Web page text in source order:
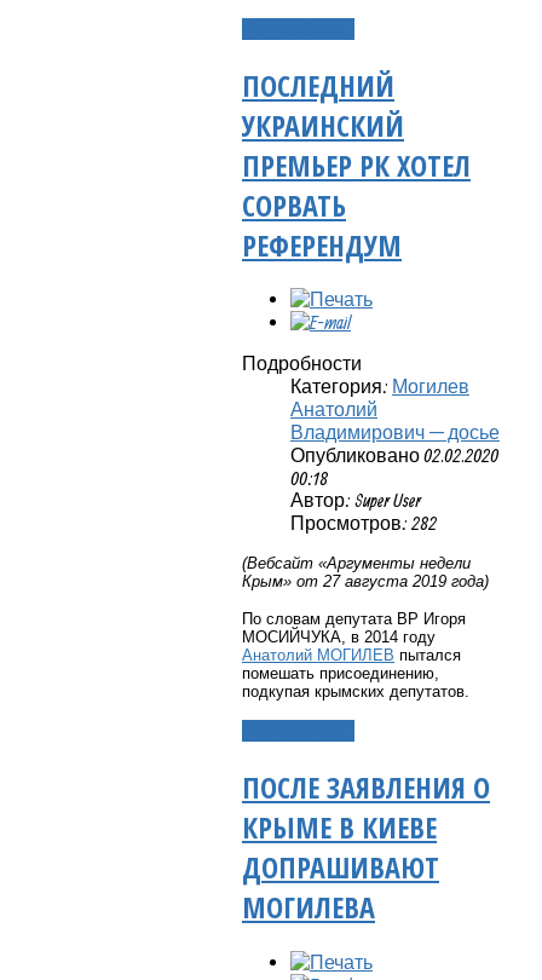
ПОСЛЕДНИЙ
УКРАИНСКИЙ
ПРЕМЬЕР РК ХОТЕЛ
СОРВАТЬ
РЕФЕРЕНДУМ
Подробности
Категория: Могилев
Анатолий
Владимирович — досье
Опубликовано 02.02.2020
00:18
Автор: Super User
Просмотров: 282
(Вебсайт «Аргументы недели
Крым» от 27 августа 2019 года)
По словам депутата ВР Игоря
МОСИЙЧУКА, в 2014 году
Анатолий МОГИЛЕВ пытался
помешать присоединению,
подкупая крымских депутатов.
ПОСЛЕ ЗАЯВЛЕНИЯ О
КРЫМЕ В КИЕВЕ
ДОПРАШИВАЮТ
МОГИЛЕВА